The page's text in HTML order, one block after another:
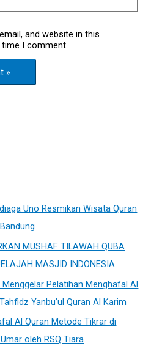
and website in this
I comment.
Uno Resmikan Wisata Quran
MUSHAF TILAWAH QUBA
MASJID INDONESIA
Pelatihan Menghafal Al
Yanbu’ul Quran Al Karim
Al Quran Metode Tikrar di
oleh RSQ Tiara